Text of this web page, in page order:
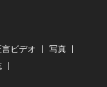
ビデオ
写真